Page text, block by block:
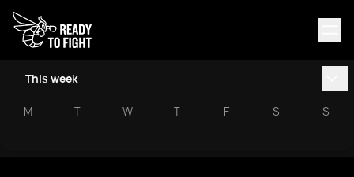
This week
M T W T F S S